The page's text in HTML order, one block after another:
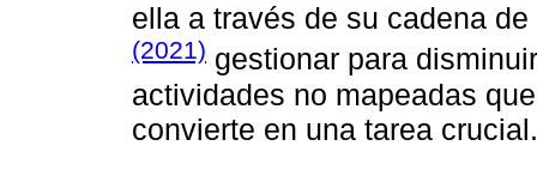
ella a través de su cadena
(2021) gestionar para
actividades no mapeadas
convierte en una tarea crucial.